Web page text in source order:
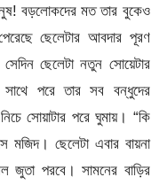
বড়লোকদের মত তার বুকেও
ছেলেটার আবদার পূরণ
ছেলেটা নতুন সোয়েটার
পরে তার সব বন্ধুদের
সোয়াটার পরে ঘুমায়। “কি
মজিদ। ছেলেটা এবার বায়না
জুতা পরবে। সামনের বাড়ির